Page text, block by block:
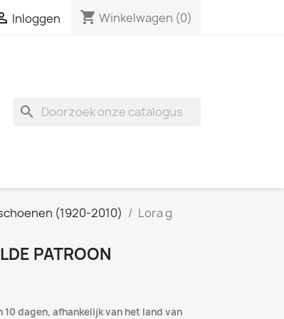
Inloggen shopping_cart Winkelwagen (0)
search
(1920-2010) Lora g
PATROON
10 dagen, afhankelijk van het land van